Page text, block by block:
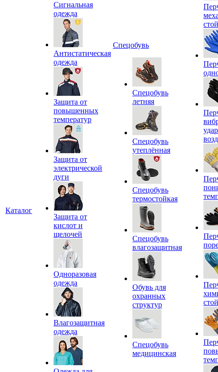
Каталог
Сигнальная
одежда
Антистатическая
одежда
Защита от
повышенных
температур
Защита от
электрической
дуги
Защита от
кислот и
щелочей
Одноразовая
одежда
Влагозащитная
одежда
Спецобувь
Спецобувь
летняя
Спецобувь
утеплённая
Спецобувь
термостойкая
Спецобувь
влагозащитная
Обувь для
охранных
структур
Спецобувь
медицинская